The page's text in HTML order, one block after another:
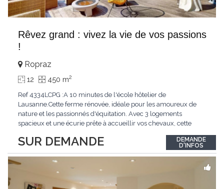
Rêvez grand : vivez la vie de vos passions
!
SUR DEMANDE
Ropraz
12 450 m2
Ref 4334LCPG :A 10 minutes de l'école hôtelier de
Lausanne.Cette ferme rénovée, idéale pour les amoureux de
nature et les passionnés d'équitation. Avec 3 logements
spacieux et une écurie prête à accueillir vos chevaux, cette
authentique et confort moderne. - 3 logements confortables :
duplex 2,5 pièces, duplex 4,5 pièces avec...
DEMANDE
D'INFOS